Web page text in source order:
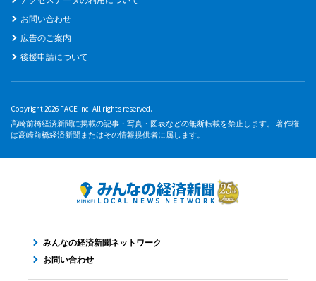
お問い合わせ
広告のご案内
後援申請について
Copyright 2026 FACE Inc. All rights reserved.
高崎前橋経済新聞に掲載の記事・写真・図表などの無断転載を禁止します。 著作権
は高崎前橋経済新聞またはその情報提供者に属します。
みんなの経済新聞ネットワーク
お問い合わせ